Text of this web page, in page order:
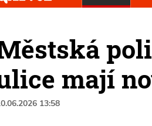
mají
13:58